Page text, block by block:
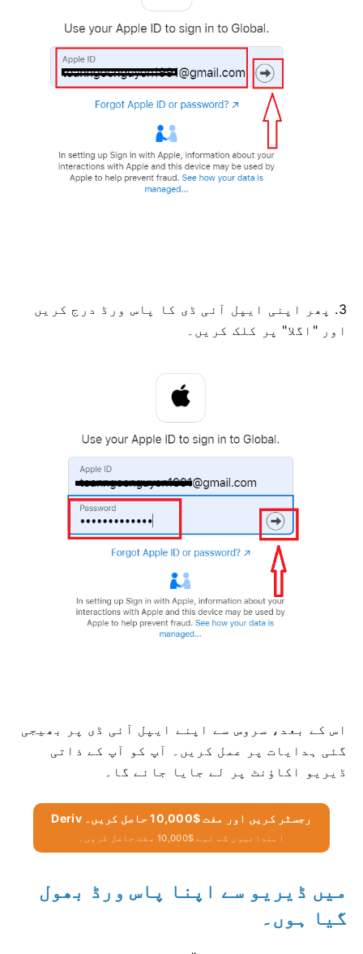
3. پھر اپنی ایپل آئی ڈی کا پاس ورڈ درج کریں
اور "اگلا" پر کلک کریں۔
اس کے بعد، سروس سے اپنے ایپل آئی ڈی پر بھیجی
گئی ہدایات پر عمل کریں۔ آپ کو آپ کے ذاتی
ڈیریو اکاؤنٹ پر لے جایا جائے گا۔
Deriv رجسٹر کریں اور مفت $10,000 حاصل کریں۔
ابتدائیوں کے لیے $10,000 مفت حاصل کریں۔
میں ڈیریو سے اپنا پاس ورڈ بھول
گیا ہوں۔